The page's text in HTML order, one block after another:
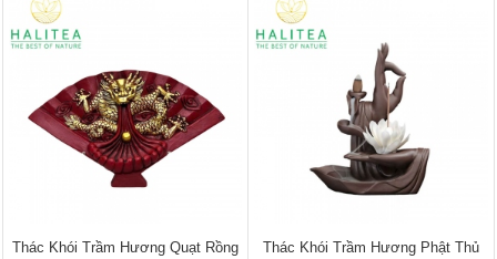
Thác Khói Trầm Hương Quạt Rồng
Thác Khói Trầm Hương Phật Thủ